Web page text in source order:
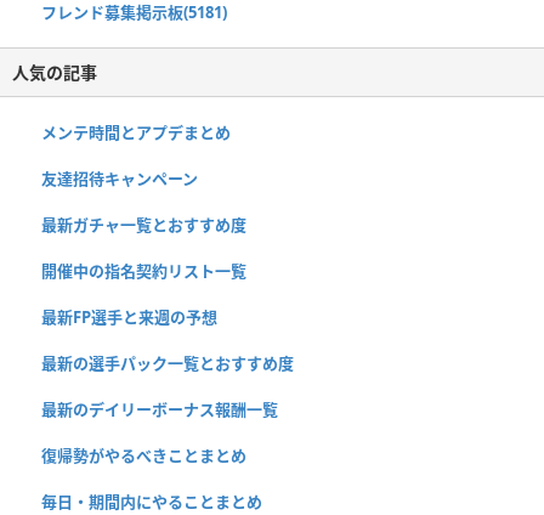
フレンド募集掲示板(5181)
人気の記事
メンテ時間とアプデまとめ
友達招待キャンペーン
最新ガチャ一覧とおすすめ度
開催中の指名契約リスト一覧
最新FP選手と来週の予想
最新の選手パック一覧とおすすめ度
最新のデイリーボーナス報酬一覧
復帰勢がやるべきことまとめ
毎日・期間内にやることまとめ